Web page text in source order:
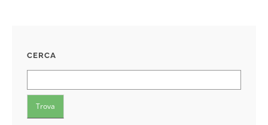
CERCA